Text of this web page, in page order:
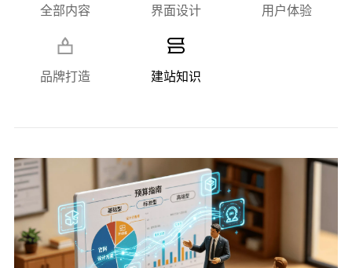
全部内容 界面设计 用户体验
品牌打造 建站知识